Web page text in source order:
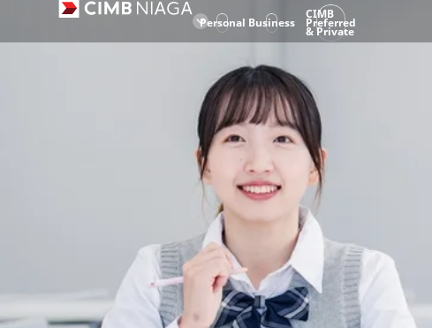
Personal Business
CIMB
Preferred
& Private